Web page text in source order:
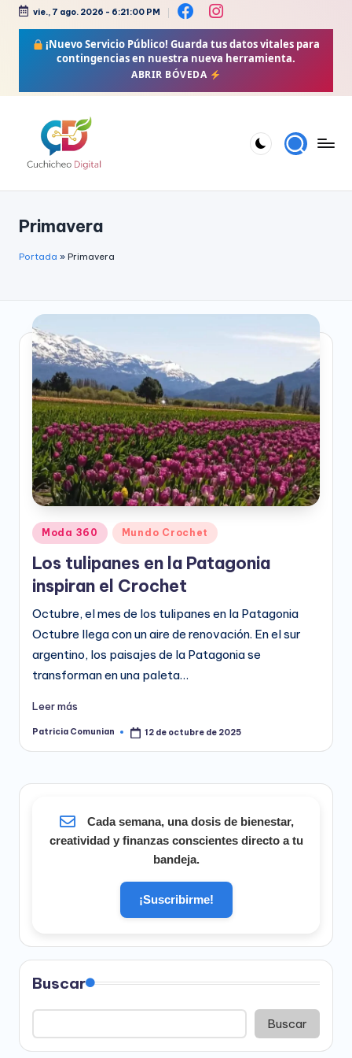
vie., 7 ago. 2026 - 6:21:01 PM
¡Nuevo Servicio Público! Guarda tus datos vitales para
contingencias en nuestra nueva herramienta.
ABRIR BÓVEDA
c
h
c
h
e
o
D
g
it
a
Crochet,
Primavera
Portada » Primavera
Publicado
en
Moda 360 Mundo Crochet
Los tulipanes en la Patagonia
inspiran el Crochet
Octubre, el mes de los tulipanes en la Patagonia
Octubre llega con un aire de renovación. En el sur
argentino, los paisajes de la Patagonia se
transforman en una paleta…
Leer más
Publicado
Patricia Comunian 12 de octubre de 2025
Cada semana, una dosis de bienestar,
creatividad y finanzas conscientes directo a tu
bandeja.
¡Suscribirme!
Buscar
Buscar